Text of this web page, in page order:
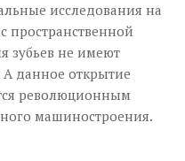
исследования на
пространственной
зубьев не имеют
данное открытие
революционным
машиностроения.